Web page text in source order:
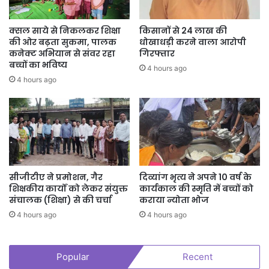
9. माननीय सर्वोच्च न्यायालय एवं राष्ट्रीय मानवाधिकार आयोग द्वारा यात्री सुरक्षा,
सड़क सुरक्षा एवं बस अग्नि दुर्घटनाओं की रोकथाम संबंधी जारी निर्देशों का कड़ाई से
पालन सुनिश्चित किया जाए।
10. नियमों के उल्लंघन पाए जाने पर संबंधित वाहन परमिट धारक के विरुद्ध
मोटरयान अधिनियम, 1988 एवं मोटरयान नियम, 1994 के अंतर्गत नियमानुसार
कार्यवाही की जाएगी, जिसमें फिटनेस निलंबन, लाइसेंस निरस्तीकरण, वाहन जब्ती,
दंडात्मक कार्यवाही तथा अभियोजन कार्यवाही सम्मिलित हो सकती है।
क्सल साये से निकलकर शिक्षा
की ओर बढ़ता सुकमा, पालक
कनेक्ट अभियान से संवर रहा
बच्चों का भविष्य
4 hours ago
किसानों से 24 लाख की
धोखाधड़ी करने वाला आरोपी
गिरफ्तार
4 hours ago
सीजीटीए ने प्रमोशन, गैर
शिक्षकीय कार्यों को लेकर संयुक्त
संचालक (शिक्षा) से की चर्चा
4 hours ago
दिव्यांग भृत्य ने अपने 10 वर्ष के
कार्यकाल की स्मृति में बच्चों को
कराया न्योता भोज
4 hours ago
Popular Recent